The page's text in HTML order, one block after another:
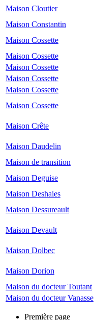
Maison Cloutier
Maison Constantin
Maison Cossette
Maison Cossette
Maison Cossette
Maison Cossette
Maison Cossette
Maison Cossette
Maison Crête
Maison Daudelin
Maison de transition
Maison Deguise
Maison Deshaies
Maison Dessureault
Maison Devault
Maison Dolbec
Maison Dorion
Maison du docteur Toutant
Maison du docteur Vanasse
Première page